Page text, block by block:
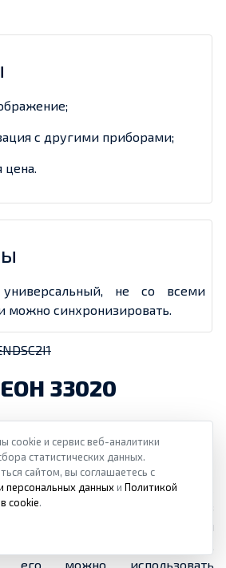
с другими приборами;
цена.
не со всеми
можно синхронизировать.
33020
используется на станциях
Она простая в
и обладает неплохими
Кабель 2 метра, диаметр 7 м.
его можно использовать
cookie и сервис веб-аналитики
статистических данных.
сайтом, вы соглашаетесь с
персональных данных и Политикой
cookie.